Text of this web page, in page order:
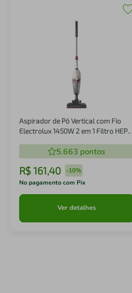
Aspirador de Pó Vertical com Fio
Electrolux 1450W 2 em 1 Filtro HEPA
5.663 pontos
R$ 161,40 -10%
No pagamento com Pix
Ver detalhes